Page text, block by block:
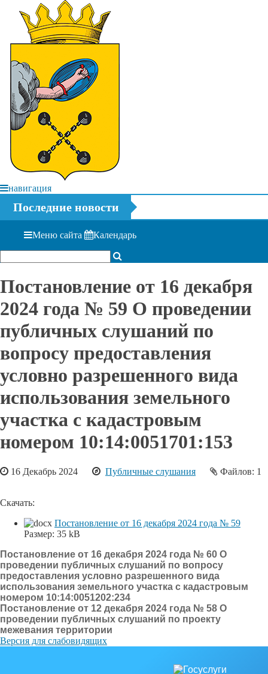
навигация
Последние новости
Меню сайта Календарь
Постановление от 16 декабря
2024 года № 59 О проведении
публичных слушаний по
вопросу предоставления
условно разрешенного вида
использования земельного
участка с кадастровым
номером 10:14:0051701:153
16 Декабрь 2024 Публичные слушания Файлов: 1
Скачать:
Постановление от 16 декабря 2024 года № 59
Размер: 35 kB
Постановление от 16 декабря 2024 года № 60 О
проведении публичных слушаний по вопросу
предоставления условно разрешенного вида
использования земельного участка с кадастровым
номером 10:14:0051202:234
Постановление от 12 декабря 2024 года № 58 О
проведении публичных слушаний по проекту
межевания территории
Версия для слабовидящих